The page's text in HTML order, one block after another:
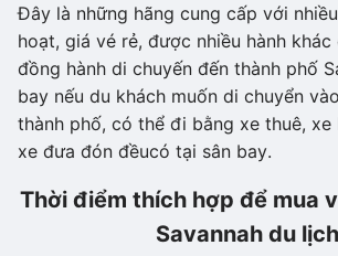
Đây là những hãng cung cấp với
hoạt, giá vé rẻ, được nhiều hành khác
đồng hành di chuyến đến thành phố
bay nếu du khách muốn di chuyển
thành phố, có thể đi bằng xe thuê,
xe đưa đón đềucó tại sân bay.
Thời điểm thích hợp để mua
Savannah du lịch